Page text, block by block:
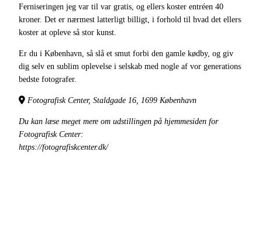
Ferniseringen jeg var til var gratis, og ellers koster entréen 40
kroner. Det er nærmest latterligt billigt, i forhold til hvad det ellers
koster at opleve så stor kunst.
Er du i København, så slå et smut forbi den gamle kødby, og giv
dig selv en sublim oplevelse i selskab med nogle af vor generations
bedste fotografer.
Fotografisk Center, Staldgade 16, 1699 København
Du kan læse meget mere om udstillingen på hjemmesiden for
Fotografisk Center:
https://fotografiskcenter.dk/